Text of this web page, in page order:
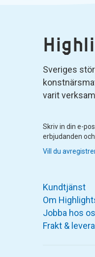
Sveriges
varit
Skriv in din e-
erbjudanden
Vill du
Kundtjänst
Om
Jobba hos
Frakt &